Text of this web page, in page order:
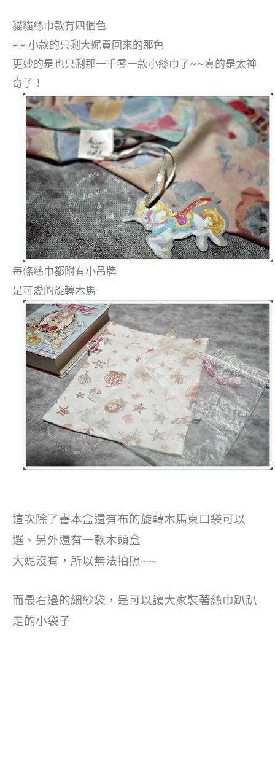
貓貓絲巾款有四個色
= = 小款的只剩大妮買回來的那色
更妙的是也只剩那一千零一款小絲巾了~~真的是太神
奇了！
每條絲巾都附有小吊牌
是可愛的旋轉木馬
這次除了書本盒還有布的旋轉木馬束口袋可以
選、另外還有一款木頭盒
大妮沒有，所以無法拍照~~
而最右邊的細紗袋，是可以讓大家裝著絲巾趴趴
走的小袋子